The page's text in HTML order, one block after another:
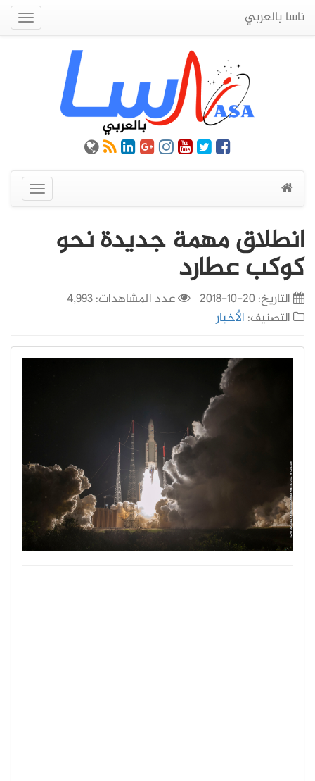
ناسا بالعربي
عرض
القائمة
انطلاق مهمة جديدة نحو
كوكب عطارد
التاريخ:20-10-2018
عدد المشاهدات: 4,993
التصنيف: الأخبار